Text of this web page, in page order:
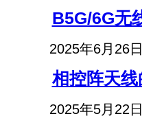
B5G/6G无
2025年6月26日
相控阵天
2025年5月22日